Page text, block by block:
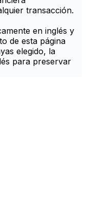
transacción.
en inglés y
de esta página
elegido, la
para preservar